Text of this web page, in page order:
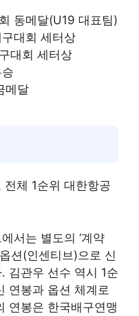
동메달(U19 대표팀)
대회 세터상
대회 세터상
메달
체 1순위 대한항공
서는 별도의 ‘계약
션(인센티브)으로 신
김관우 선수 역시 1순
연봉과 옵션 체계로
연봉은 한국배구연맹